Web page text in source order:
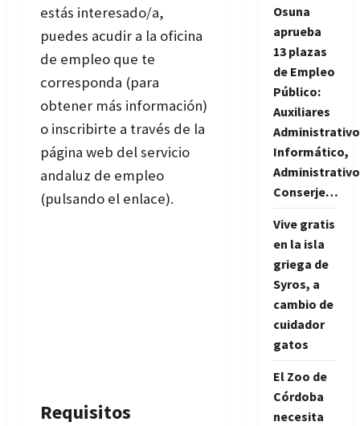
estás interesado/a,
puedes acudir a la oficina
de empleo que te
corresponda (para
obtener más información)
o inscribirte a través de la
página web del servicio
andaluz de empleo
(pulsando el enlace).
Requisitos
Osuna
aprueba
13 plazas
de Empleo
Público:
Auxiliares
Informático,
Conserje…
Vive gratis
en la isla
griega de
Syros, a
cambio de
cuidador
gatos
El Zoo de
Córdoba
necesita